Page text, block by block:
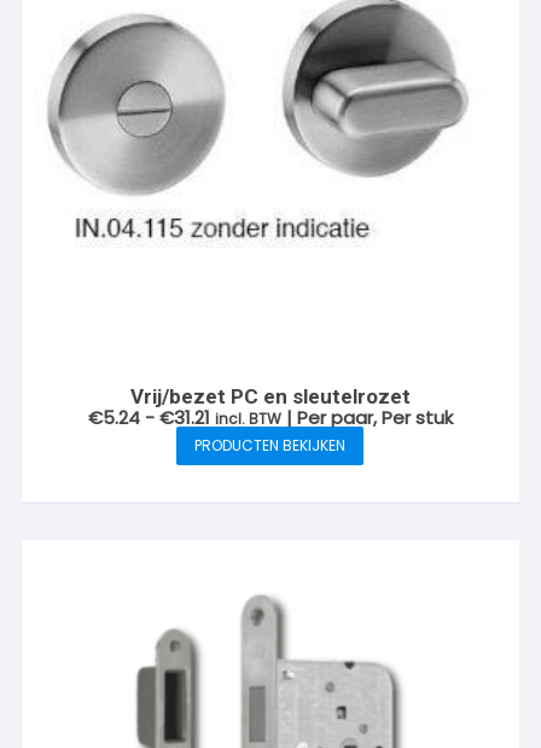
Vrij/bezet PC en sleutelrozet
€5.24 -€31.21Prijsklasse:
€5.24
tot
€31.21
incl. BTW | Per paar, Per stuk
PRODUCTEN BEKIJKEN